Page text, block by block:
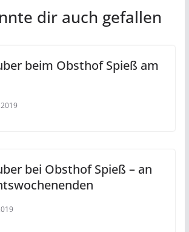
dir auch gefallen
beim Obsthof Spieß am
bei Obsthof Spieß – an